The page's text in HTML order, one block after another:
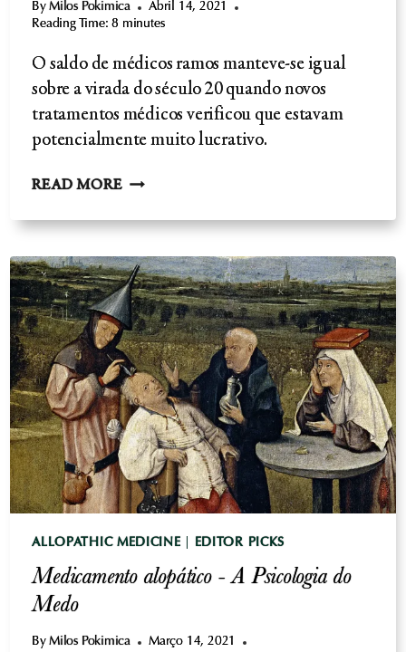
By Milos Pokimica
Abril 14, 2021
Reading Time: 8 minutes
O saldo de médicos ramos manteve-se igual
sobre a virada do século 20 quando novos
tratamentos médicos verificou que estavam
potencialmente muito lucrativo.
READ MOREA
ALOPÁTICA
O
SURGIMENTO
DE
UMA
INDÚSTRIA
ALLOPATHIC MEDICINE EDITOR PICKS
Medicamento alopático - A Psicologia do
Medo
By Milos Pokimica
Março 14, 2021